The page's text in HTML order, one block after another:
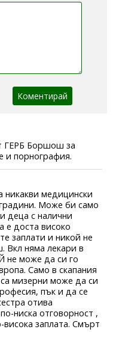
ГЕРБ Боршош за
и порнография.
никакви медицински
Може би само
деца с налични
е доста високо
заплати и никой не
Вкл няма лекари в
не може да си го
Само в скапания
мизерни може да си
пък и да се
отива
ниска отговорност ,
висока заплата. Смърт